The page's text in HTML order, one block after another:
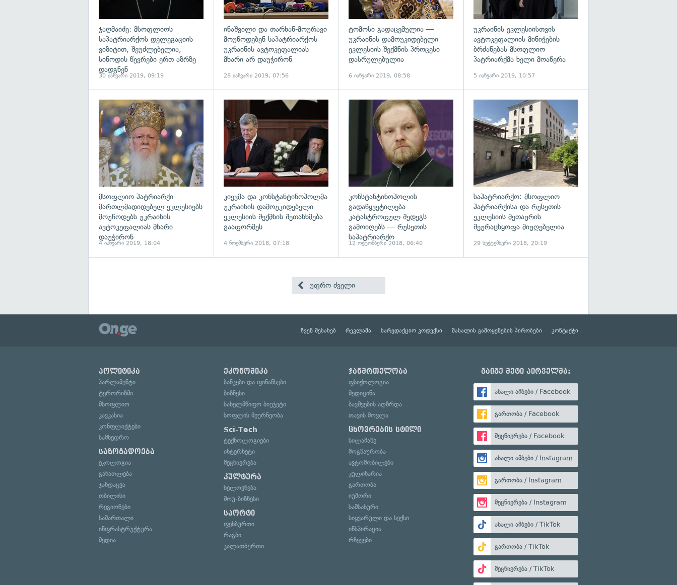
ჯაღმაიძე: მსოფლიოს
საპატრიარქოს დელეგაციის
ვიზიტით, შეუძლებელია,
სინოდის წევრები ერთ აზრზე
დადგნენ
30 იანვარი 2019, 09:19
ინაშვილი და თარხან-მოურავი
მოუწოდებენ საპატრიარქოს
უკრაინის ავტოკეფალიას
მხარი არ დაუჭირონ
28 იანვარი 2019, 07:56
ტომოსი გადაცემულია —
უკრაინის დამოუკიდებელი
ეკლესიის შექმნის პროცესი
დასრულებულია
6 იანვარი 2019, 08:58
უკრაინის ეკლესიისთვის
ავტოკეფალიის მინიჭების
ბრძანებას მსოფლიო
პატრიარქმა ხელი მოაწერა
5 იანვარი 2019, 10:57
მსოფლიო პატრიარქი
მართლმადიდებელ ეკლესიებს
მოუწოდებს უკრაინის
ავტოკეფალიას მხარი
დაუჭირონ
4 იანვარი 2019, 18:04
გადახედვა
კიევმა და კონსტანტინოპოლმა
უკრაინის დამოუკიდებელი
ეკლესიის შექმნის შეთანხმება
გააფორმეს
4 ნოემბერი 2018, 07:18
კონსტანტინოპოლის
გადაწყვეტილება
კატასტროფულ შედეგს
გამოიღებს — რუსეთის
საპატრიარქო
12 ოქტომბერი 2018, 06:40
საპატრიარქო: მსოფლიო
პატრიარქისა და რუსეთის
ეკლესიის მეთაურის
შეურაცხყოფა მიუღებელია
29 სექტემბერი 2018, 20:19
უფრო ძველი
ჩვენ შესახებ რეკლამა სარედაქციო კოდექსი მასალის გამოყენების პირობები კონტაქტი
პოლიტიკა
პარლამენტი
ტერორიზმი
მსოფლიო
კავკასია
კონფლიქტები
სამხედრო
საზოგადოება
ეკოლოგია
განათლება
ჯანდაცვა
თბილისი
რეგიონები
სამართალი
ინფრასტრუქტურა
მედია
ეკონომიკა
ბანკები და ფინანსები
ბიზნესი
სახელმწიფო ბიუჯეტი
სოფლის მეურნეობა
Sci-Tech
ტექნოლოგიები
ინტერნეტი
მეცნიერება
კულტურა
ხელოვნება
შოუ-ბიზნესი
სპორტი
ფეხბურთი
რაგბი
კალათბურთი
ჯანმრთელობა
ფსიქოლოგია
მედიცინა
ბავშვების აღზრდა
თავის მოვლა
ცხოვრების სტილი
სილამაზე
მოგზაურობა
ავტომობილები
კულინარია
გართობა
იუმორი
სამსახური
სიყვარული და სექსი
ინსპირაცია
რჩევები
გაიგე მეტი პირველმა:
ახალი ამბები / Facebook
გართობა / Facebook
მეცნიერება / Facebook
ახალი ამბები / Instagram
გართობა / Instagram
მეცნიერება / Instagram
ახალი ამბები / TikTok
გართობა / TikTok
მეცნიერება / TikTok